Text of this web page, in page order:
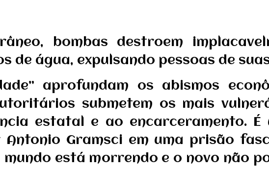
bombas destroem
de água, expulsando pessoas de
aprofundam os abismos
submetem os mais
estatal e ao encarceramento. É
Gramsci em uma prisão
está morrendo e o novo não